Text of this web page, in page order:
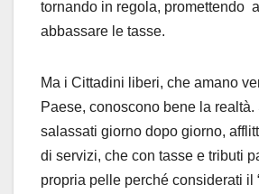
tornando in regola, promettendo
abbassare le tasse.
Ma i Cittadini liberi, che amano
Paese, conoscono bene la
salassati giorno dopo giorno,
di servizi, che con tasse e tributi
propria pelle perché considerati il